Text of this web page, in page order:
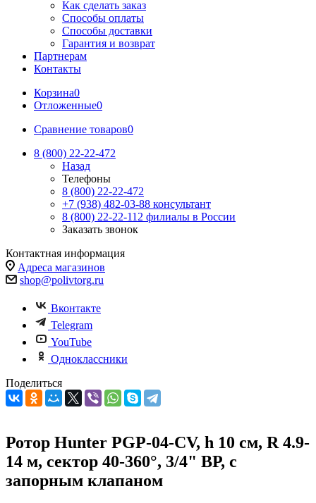
Как сделать заказ
Способы оплаты
Способы доставки
Гарантия и возврат
Партнерам
Контакты
Корзина0
Отложенные0
Сравнение товаров0
8 (800) 22-22-472
Назад
Телефоны
8 (800) 22-22-472
+7 (938) 482-03-88 консультант
8 (800) 22-22-112 филиалы в России
Заказать звонок
Контактная информация
Адреса магазинов
shop@polivtorg.ru
Вконтакте
Telegram
YouTube
Одноклассники
Поделиться
Ротор Hunter PGP-04-CV, h 10 см, R 4.9-
14 м, сектор 40-360°, 3/4" ВР, с
запорным клапаном